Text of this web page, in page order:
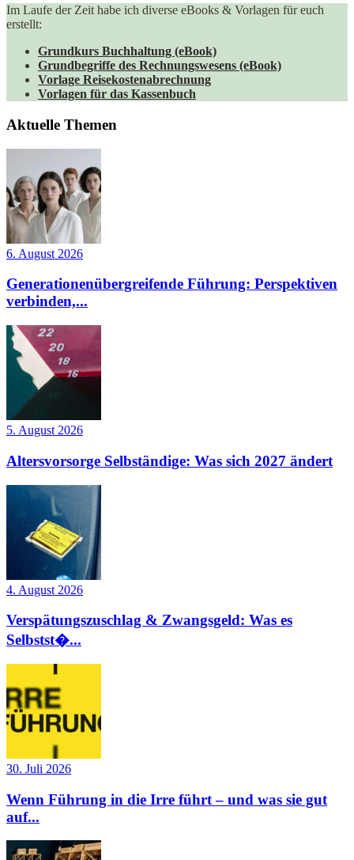
Im Laufe der Zeit habe ich diverse eBooks & Vorlagen für euch
erstellt:
Grundkurs Buchhaltung (eBook)
Grundbegriffe des Rechnungswesens (eBook)
Vorlage Reisekostenabrechnung
Vorlagen für das Kassenbuch
Aktuelle Themen
6. August 2026
Generationenübergreifende Führung: Perspektiven
verbinden,...
5. August 2026
Altersvorsorge Selbständige: Was sich 2027 ändert
4. August 2026
Verspätungszuschlag & Zwangsgeld: Was es
Selbstst�...
30. Juli 2026
Wenn Führung in die Irre führt – und was sie gut
auf...